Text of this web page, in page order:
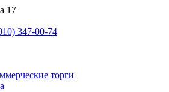
17
347-00-74
торги